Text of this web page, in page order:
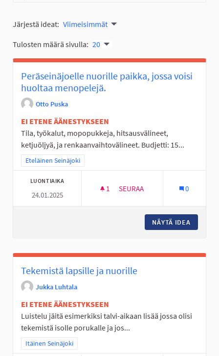
Järjestä ideat: Viimeisimmät
Tulosten määrä sivulla: 20
Peräseinäjoelle nuorille paikka, jossa voisi
huoltaa menopelejä.
Otto Puska
EI ETENE ÄÄNESTYKSEEN
Tila, työkalut, mopopukkeja, hitsausvälineet,
ketjuöljyä, ja renkaanvaihtovälineet. Budjetti: 15...
Rajaa tulokset teeman mukaan: Eteläinen Seinäjoki
Eteläinen Seinäjoki
LUONTIAIKA
24.01.2025
1 1 SEURAAJA
SEURAA 0
NÄYTÄ IDEA
Tekemistä lapsille ja nuorille
Jukka Luhtala
EI ETENE ÄÄNESTYKSEEN
Luistelu jäitä esimerkiksi talvi-aikaan lisää jossa olisi
tekemistä isolle porukalle ja jos...
Rajaa tulokset teeman mukaan: Itäinen Seinäjoki
Itäinen Seinäjoki